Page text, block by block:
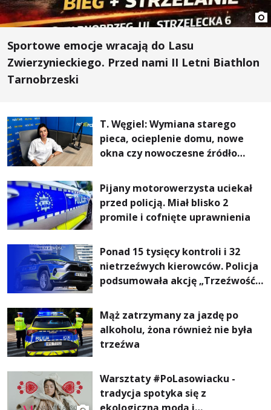
Sportowe emocje wracają do Lasu
Zwierzynieckiego. Przed nami II Letni Biathlon
Tarnobrzeski
T. Węgiel: Wymiana starego
pieca, ocieplenie domu, nowe
okna czy nowoczesne źródło
rachunki za energię, lepszy
komfort życia i... czystsze
powietrze
Pijany motorowerzysta uciekał
przed policją. Miał blisko 2
promile i cofnięte uprawnienia
Ponad 15 tysięcy kontroli i 32
nietrzeźwych kierowców. Policja
podsumowała akcję „Trzeźwość”
Mąż zatrzymany za jazdę po
alkoholu, żona również nie była
trzeźwa
Warsztaty #PoLasowiacku -
tradycja spotyka się z